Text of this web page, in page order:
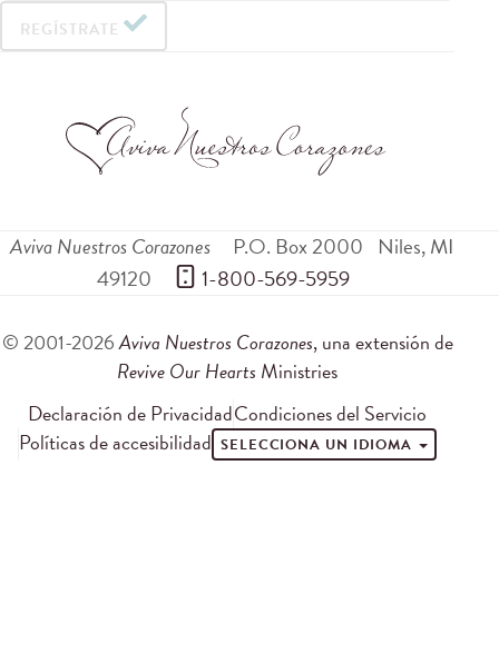
REGÍSTRATE
Aviva Nuestros Corazones P.O. Box 2000 Niles,MI
49120
1-800-569-5959
© 2001-2026Aviva Nuestros Corazones, una extensión de
Revive Our Hearts Ministries
Declaración de PrivacidadCondiciones del Servicio
Políticas de accesibilidad SELECCIONA UN IDIOMA